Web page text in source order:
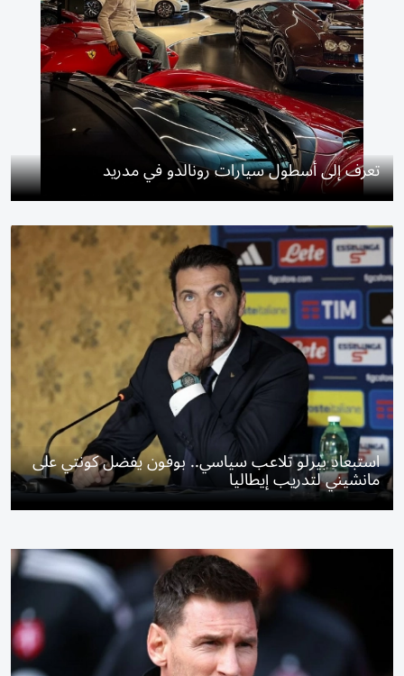
تعرف إلى أسطول سيارات رونالدو في مدريد
استبعاد بيرلو تلاعب سياسي.. بوفون يفضل كونتي على
مانشيني لتدريب إيطاليا